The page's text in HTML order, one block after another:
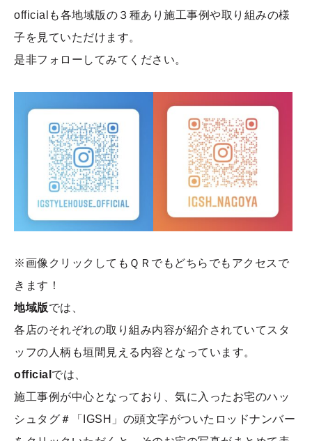
officialも各地域版の３種あり施工事例や取り組みの様
子を見ていただけます。
是非フォローしてみてください。
※画像クリックしてもＱＲでもどちらでもアクセスで
きます！
地域版では、
各店のそれぞれの取り組み内容が紹介されていてスタ
ッフの人柄も垣間見える内容となっています。
official では、
施工事例が中心となっており、気に入ったお宅のハッ
シュタグ＃「IGSH」の頭文字がついたロッドナンバー